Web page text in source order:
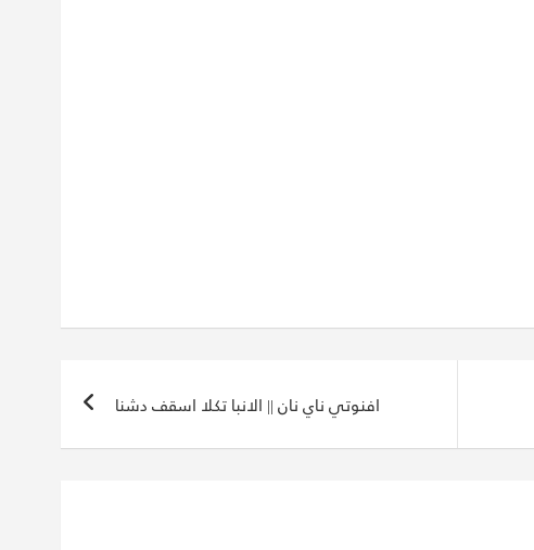
افنوتي ناي نان || الانبا تكلا اسقف دشنا